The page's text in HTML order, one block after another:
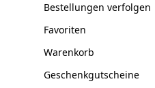
Bestellungen verfolgen
Favoriten
Warenkorb
Geschenkgutscheine